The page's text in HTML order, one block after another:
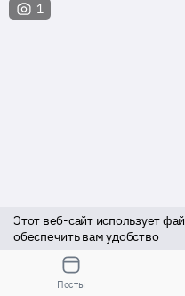
1
Этот веб-сайт использует
обеспечить вам удобство
Посты